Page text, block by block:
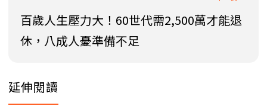
百歲人生壓力大！60世代需2,500萬才能退
休，八成人憂準備不足
延伸閱讀